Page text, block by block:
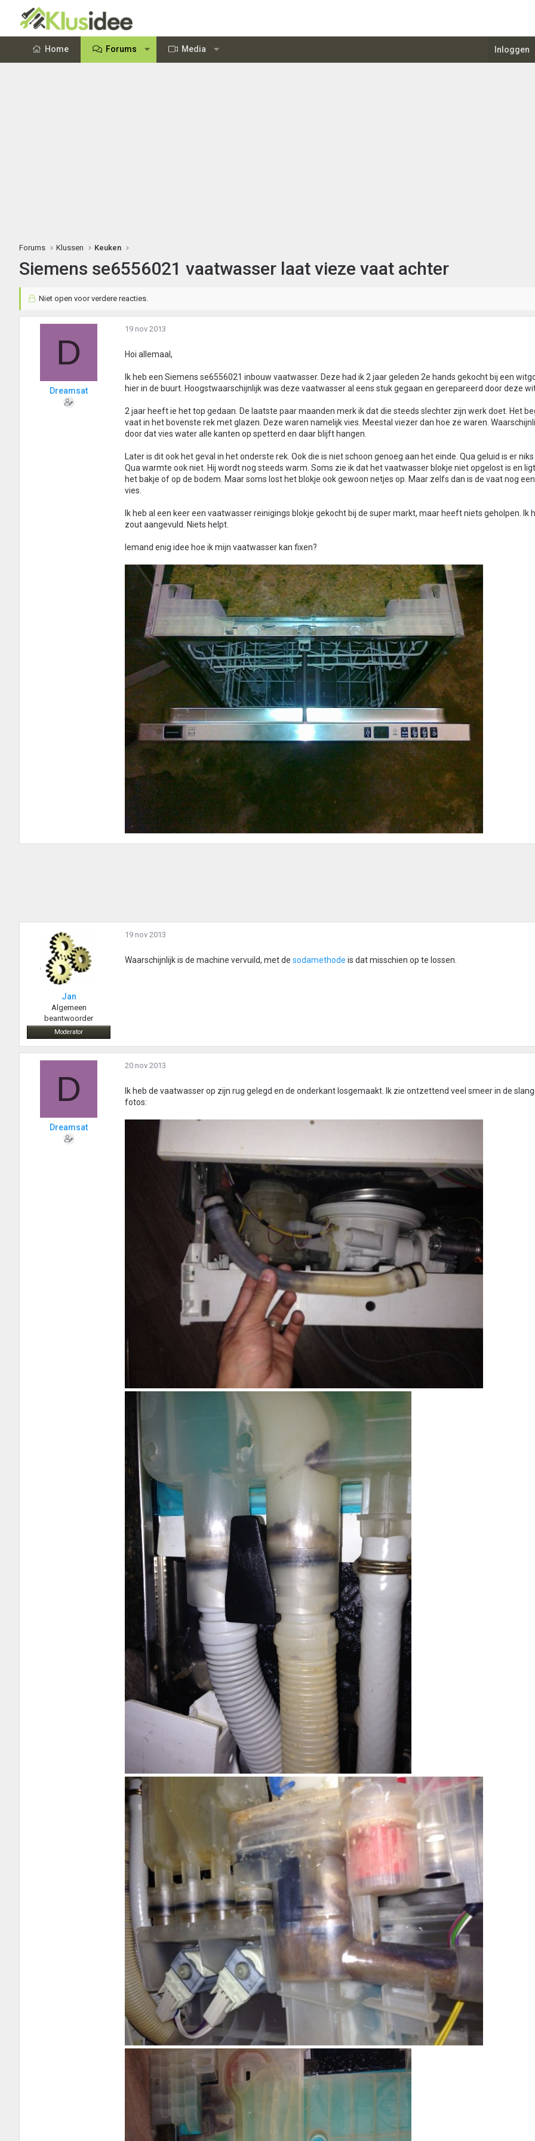
Home Forums Media Inloggen
Forums Klussen Keuken
Siemens se6556021 vaatwasser laat vieze vaat achter
Niet open voor verdere reacties.
D
Dreamsat
19 nov 2013
Hoi allemaal,
Ik heb een Siemens se6556021 inbouw vaatwasser. Deze had ik 2 jaar geleden 2e hands gekocht bij een
hier in de buurt. Hoogstwaarschijnlijk was deze vaatwasser al eens stuk gegaan en gerepareerd door deze
2 jaar heeft ie het top gedaan. De laatste paar maanden merk ik dat die steeds slechter zijn werk doet. Het
vaat in het bovenste rek met glazen. Deze waren namelijk vies. Meestal viezer dan hoe ze waren.
door dat vies water alle kanten op spetterd en daar blijft hangen.
Later is dit ook het geval in het onderste rek. Ook die is niet schoon genoeg aan het einde. Qua geluid is er niks
Qua warmte ook niet. Hij wordt nog steeds warm. Soms zie ik dat het vaatwasser blokje niet opgelost is en
het bakje of op de bodem. Maar soms lost het blokje ook gewoon netjes op. Maar zelfs dan is de vaat nog
vies.
Ik heb al een keer een vaatwasser reinigings blokje gekocht bij de super markt, maar heeft niets geholpen. Ik
zout aangevuld. Niets helpt.
Iemand enig idee hoe ik mijn vaatwasser kan fixen?
Jan
Algemeen
beantwoorder
Moderator
19 nov 2013
Waarschijnlijk is de machine vervuild, met de sodamethode is dat misschien op te lossen.
D
Dreamsat
20 nov 2013
Ik heb de vaatwasser op zijn rug gelegd en de onderkant losgemaakt. Ik zie ontzettend veel smeer in de
fotos: